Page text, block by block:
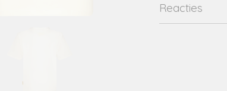
EAN code
Productcode
Reacties